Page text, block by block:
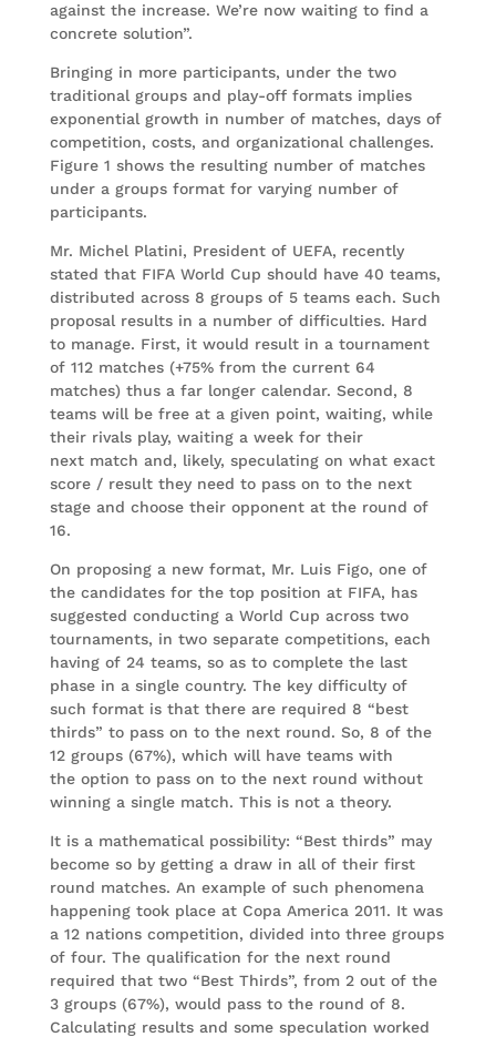
against the increase. We’re now waiting to find a
concrete solution”.
Bringing in more participants, under the two
traditional groups and play-off formats implies
exponential growth in number of matches, days of
competition, costs, and organizational challenges.
Figure 1 shows the resulting number of matches
under a groups format for varying number of
participants.
Mr. Michel Platini, President of UEFA, recently
stated that FIFA World Cup should have 40 teams,
distributed across 8 groups of 5 teams each. Such
proposal results in a number of difficulties. Hard
to manage. First, it would result in a tournament
of 112 matches (+75% from the current 64
matches) thus a far longer calendar. Second, 8
teams will be free at a given point, waiting, while
their rivals play, waiting a week for their
next match and, likely, speculating on what exact
score / result they need to pass on to the next
stage and choose their opponent at the round of
16.
On proposing a new format, Mr. Luis Figo, one of
the candidates for the top position at FIFA, has
suggested conducting a World Cup across two
tournaments, in two separate competitions, each
having of 24 teams, so as to complete the last
phase in a single country. The key difficulty of
such format is that there are required 8 “best
thirds” to pass on to the next round. So, 8 of the
12 groups (67%), which will have teams with
the option to pass on to the next round without
winning a single match. This is not a theory.
It is a mathematical possibility: “Best thirds” may
become so by getting a draw in all of their first
round matches. An example of such phenomena
happening took place at Copa America 2011. It was
a 12 nations competition, divided into three groups
of four. The qualification for the next round
required that two “Best Thirds”, from 2 out of the
3 groups (67%), would pass to the round of 8.
Calculating results and some speculation worked